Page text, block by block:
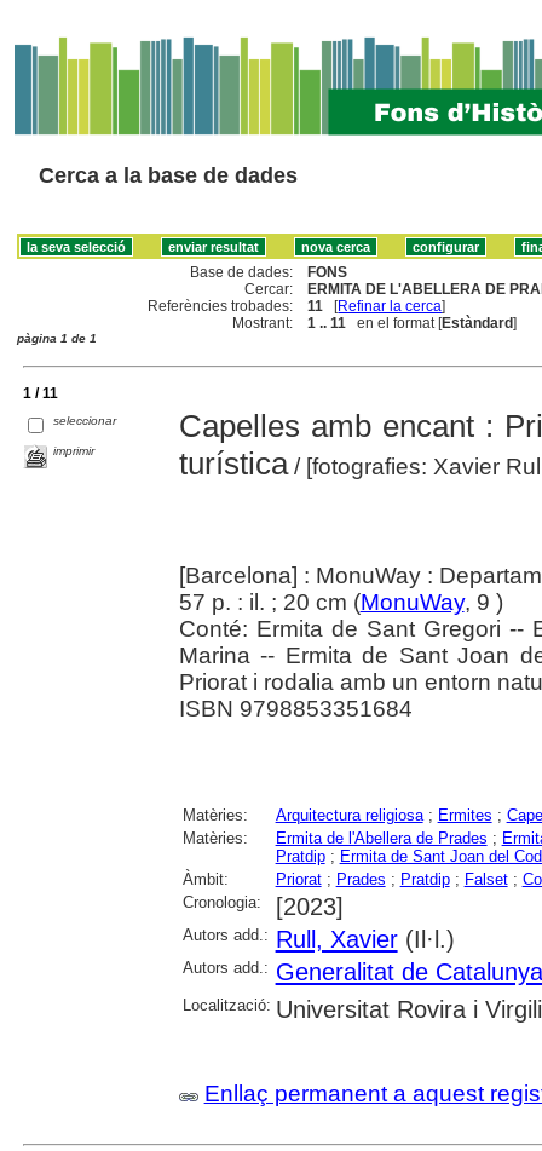
Cerca a la base de dades
Base de dades:
FONS
Cercar:
ERMITA DE L'ABELLERA DE
Referències trobades:
11 [Refinar la cerca]
Mostrant:
1 .. 11 en el format [Estàndard]
pàgina 1 de 1
1 / 11
seleccionar
imprimir
Capelles amb encant :
turística/ [fotografies: Xavier
[Barcelona] : MonuWay :
57 p. : il. ; 20 cm (MonuWay, 9 )
Conté: Ermita de Sant Gregori --
Marina -- Ermita de Sant Joan
Priorat i rodalia amb un entorn
ISBN 9798853351684
Matèries: Arquitectura religiosa; Ermites ;
Matèries:
Ermita de l'Abellera de Prades ;
Pratdip; Ermita de Sant Joan del
Àmbit:
Priorat; Prades ; Pratdip; Falset;
Cronologia:
[2023]
Autors add.: Rull, Xavier(Il·l.)
Autors add.: Generalitat de Catalunya
Localització: Universitat Rovira i Virgili
Enllaç permanent a aquest